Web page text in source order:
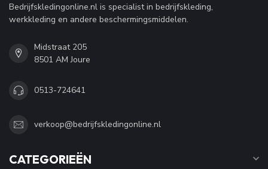
Bedrijfskledingonline.nl is specialist in bedrijfskleding,
werkkleding en andere beschermingsmiddelen.
Midstraat 205
8501 AM Joure
0513-724641
verkoop@bedrijfskledingonline.nl
CATEGORIEËN